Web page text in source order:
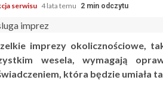
serwisu 4 lata temu 2 min odczytu
imprezy okolicznościowe,
wesela, wymagają
która będzie umiała